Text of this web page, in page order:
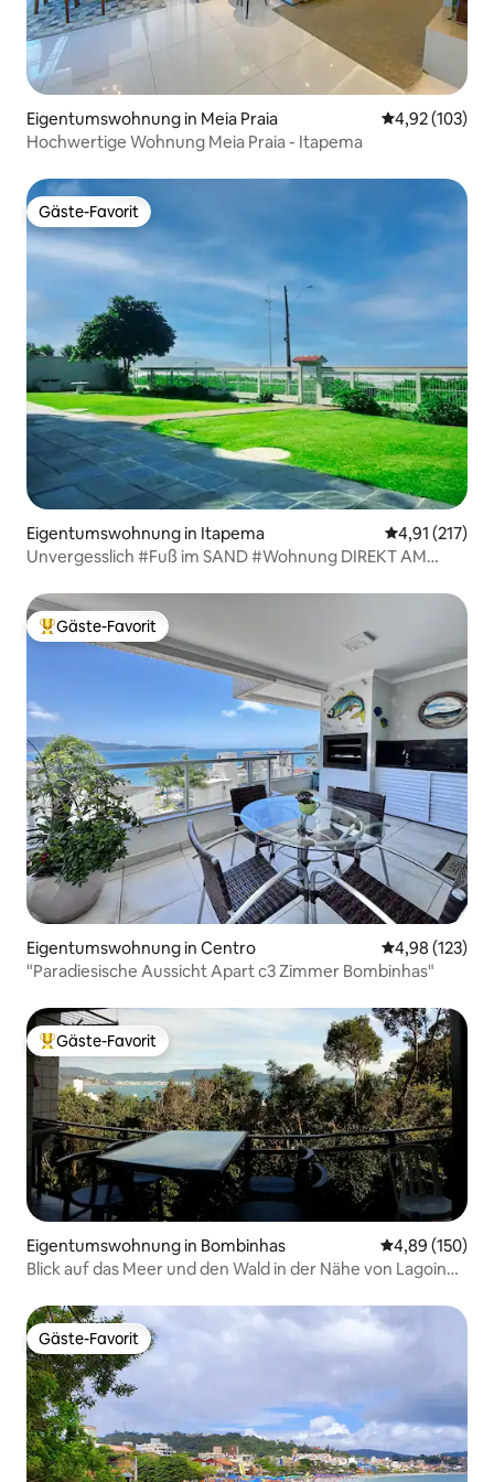
Eigentumswohnung in Meia Praia
4,92 (103)
Hochwertige Wohnung Meia Praia - Itapema
Gäste-Favorit
Gäste-Favorit
Eigentumswohnung in Itapema
4,91 (217)
Unvergesslich #Fuß im SAND #Wohnung DIREKT AM
Beliebter Gäste-Favorit.
Gäste-Favorit
Eigentumswohnung in Centro
4,98 (123)
"Paradiesische Aussicht Apart c3 Zimmer Bombinhas"
Beliebter Gäste-Favorit.
Gäste-Favorit
Eigentumswohnung in Bombinhas
4,89 (150)
Blick auf das Meer und den Wald in der Nähe von Lagoinha
Gäste-Favorit
Gäste-Favorit